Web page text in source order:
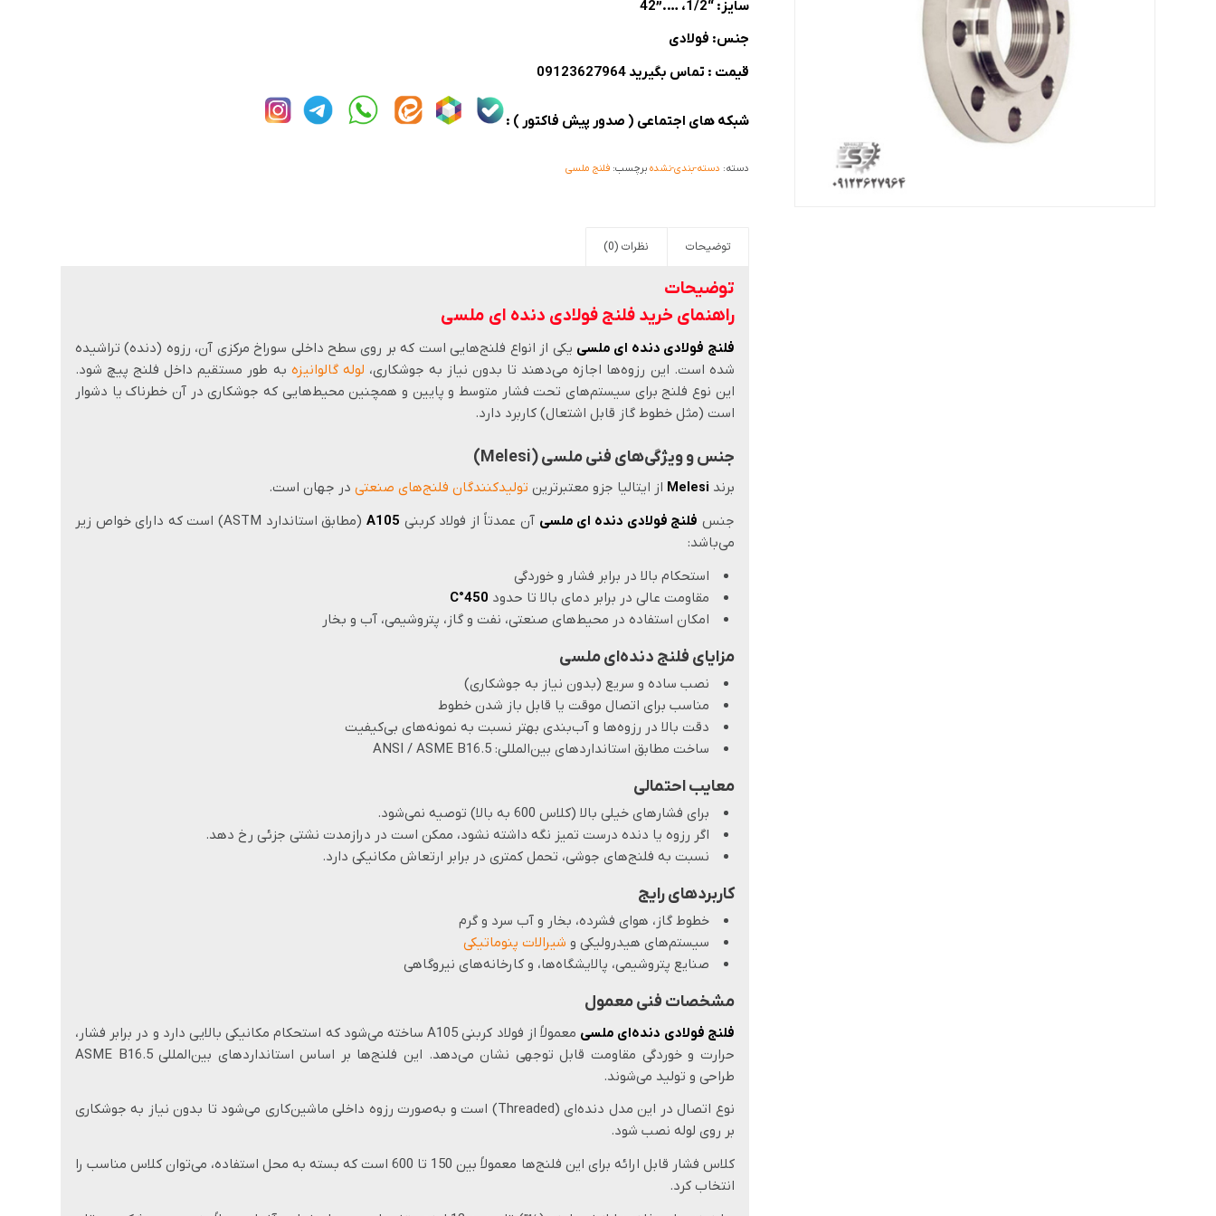
سایز: “1/2، ….”42
جنس: فولادی
قیمت : تماس بگیرید 09123627964
شبکه های اجتماعی ( صدور پیش فاکتور ) :
دسته: دسته-بندی-نشده برچسب:فلنج ملسی
توضیحات نظرات (0)
توضیحات
راهنمای خرید فلنج فولادی دنده ای ملسی
فلنج فولادی دنده ای ملسی یکی از انواع فلنج‌هایی است که بر روی سطح داخلی سوراخ مرکزی آن، رزوه (دنده) تراشیده
شده است. این رزوه‌ها اجازه می‌دهند تا بدون نیاز به جوشکاری، لوله گالوانیزه به طور مستقیم داخل فلنج پیچ شود.
این نوع فلنج برای سیستم‌های تحت فشار متوسط و پایین و همچنین محیط‌هایی که جوشکاری در آن خطرناک یا دشوار
است (مثل خطوط گاز قابل اشتعال) کاربرد دارد.
جنس و ویژگی‌های فنی ملسی (Melesi)
برند Melesi از ایتالیا جزو معتبرترین تولیدکنندگان فلنج‌های صنعتی در جهان است.
جنس فلنج فولادی دنده ای ملسی آن عمدتاً از فولاد کربنی A105
(مطابق استاندارد ASTM) است که دارای خواص زیر
می‌باشد:
استحکام بالا در برابر فشار و خوردگی
مقاومت عالی در برابر دمای بالا تا حدود 450°C
امکان استفاده در محیط‌های صنعتی، نفت و گاز، پتروشیمی، آب و بخار
مزایای فلنج دنده‌ای ملسی
نصب ساده و سریع (بدون نیاز به جوشکاری)
مناسب برای اتصال موقت یا قابل باز شدن خطوط
دقت بالا در رزوه‌ها و آب‌بندی بهتر نسبت به نمونه‌های بی‌کیفیت
ساخت مطابق استانداردهای بین‌المللی: ANSI / ASME B16.5
معایب احتمالی
برای فشارهای خیلی بالا (کلاس‌ 600 به‌ بالا) توصیه نمی‌شود.
اگر رزوه یا دنده درست تمیز نگه داشته نشود، ممکن است در درازمدت نشتی جزئی رخ دهد.
نسبت به فلنج‌های جوشی، تحمل کمتری در برابر ارتعاش مکانیکی دارد.
کاربردهای رایج
خطوط گاز، هوای فشرده، بخار و آب سرد و گرم
سیستم‌های هیدرولیکی و شیرالات پنوماتیکی
صنایع پتروشیمی، پالایشگاه‌ها، و کارخانه‌های نیروگاهی
مشخصات فنی معمول
فلنج فولادی دنده‌ای ملسی
معمولاً از فولاد کربنی A105 ساخته می‌شود که استحکام مکانیکی بالایی دارد و در برابر فشار،
حرارت و خوردگی مقاومت قابل توجهی نشان می‌دهد. این فلنج‌ها بر اساس استانداردهای بین‌المللی ASME B16.5
طراحی و تولید می‌شوند.
نوع اتصال در این مدل دنده‌ای (Threaded) است و به‌صورت رزوه داخلی ماشین‌کاری می‌شود تا بدون نیاز به جوشکاری
بر روی لوله نصب شود.
کلاس فشار قابل ارائه برای این فلنج‌ها معمولاً بین 150 تا 600 است که بسته به محل استفاده، می‌توان کلاس مناسب را
انتخاب کرد.